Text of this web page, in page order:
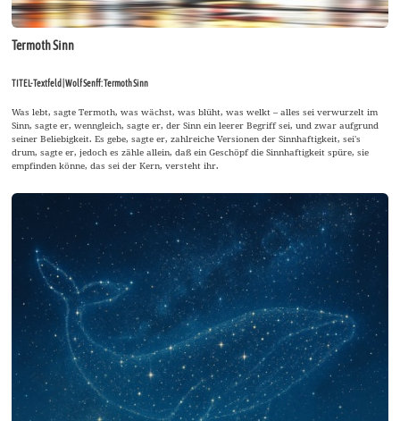
Termoth Sinn
TITEL-Textfeld | Wolf Senff: Termoth Sinn
Was lebt, sagte Termoth, was wächst, was blüht, was welkt – alles sei verwurzelt im
Sinn, sagte er, wenngleich, sagte er, der Sinn ein leerer Begriff sei, und zwar aufgrund
seiner Beliebigkeit. Es gebe, sagte er, zahlreiche Versionen der Sinnhaftigkeit, sei's
drum, sagte er, jedoch es zähle allein, daß ein Geschöpf die Sinnhaftigkeit spüre, sie
empfinden könne, das sei der Kern, versteht ihr.